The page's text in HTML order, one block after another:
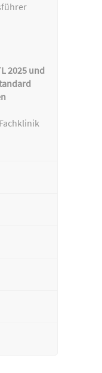
2025 und